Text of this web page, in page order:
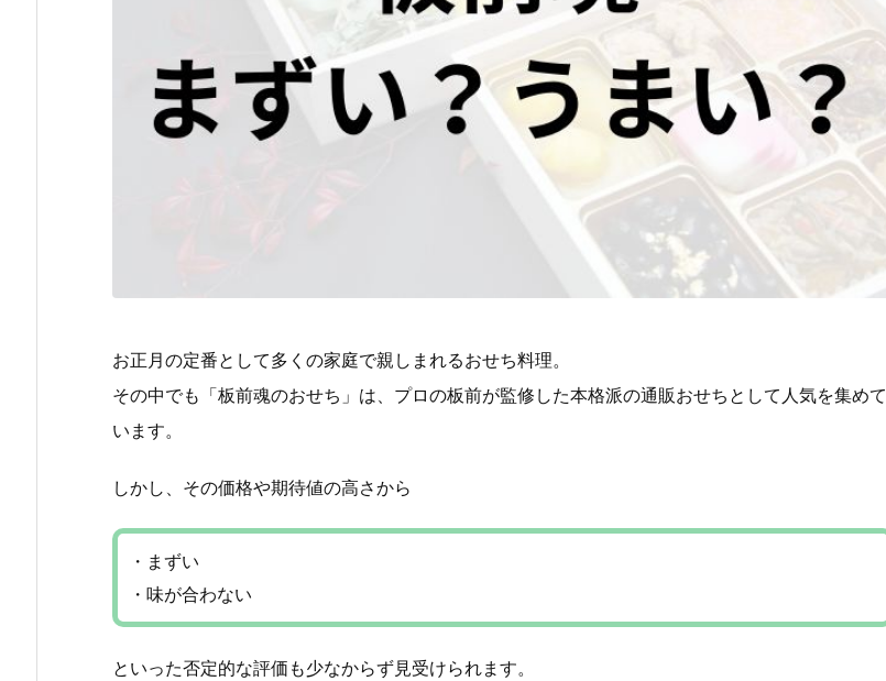
お正月の定番として多くの家庭で親しまれるおせち料理。
その中でも「板前魂のおせち」は、プロの板前が監修した本格派の通販おせちとして人気を集めて
います。
しかし、その価格や期待値の高さから
・まずい
・味が合わない
といった否定的な評価も少なからず見受けられます。